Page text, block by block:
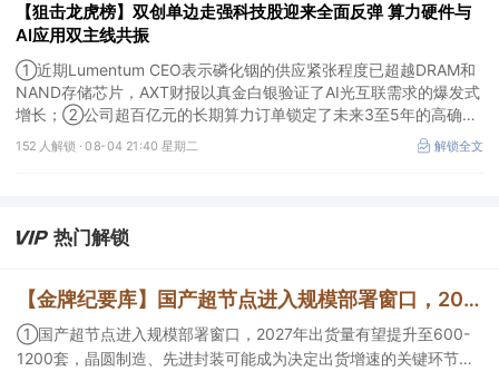
【狙击龙虎榜】双创单边走强科技股迎来全面反弹 算力硬件与
AI应用双主线共振
①近期Lumentum CEO表示磷化铟的供应紧张程度已超越DRAM和
NAND存储芯片，AXT财报以真金白银验证了AI光互联需求的爆发式
增长；②公司超百亿元的长期算力订单锁定了未来3至5年的高确定
性收入，并正从行业的“签约潮”迈入“加价潮”这一关键阶段；③今年
下半年将迎来银行业务类智能体应用的落地破局，预计部分头部银行
152 人解锁 ·08-04 21:40 星期二 解锁全文
热门解锁
【金牌纪要库】国产超节点进入规模部署窗口，2027年出货量有望提升至600-1200套，晶圆制造、先进封装可能成为决定出货增速的关键环节
①国产超节点进入规模部署窗口，2027年出货量有望提升至600-
1200套，晶圆制造、先进封装可能成为决定出货增速的关键环节；